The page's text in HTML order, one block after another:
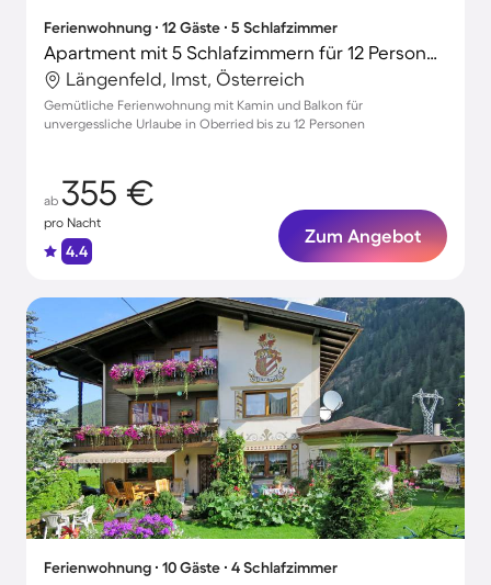
Ferienwohnung ∙ 12 Gäste ∙ 5 Schlafzimmer
Apartment mit 5 Schlafzimmern für 12 Personen
Längenfeld, Imst, Österreich
Gemütliche Ferienwohnung mit Kamin und Balkon für
unvergessliche Urlaube in Oberried bis zu 12 Personen
ab 355 €
pro Nacht
4.4
Zum Angebot
Ferienwohnung ∙ 10 Gäste ∙ 4 Schlafzimmer